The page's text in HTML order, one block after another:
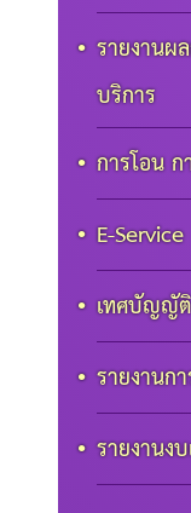
รายงานผ
บริการ
การโอน
E-Service
เทศบัญญัติ
รายงานก
รายงานง